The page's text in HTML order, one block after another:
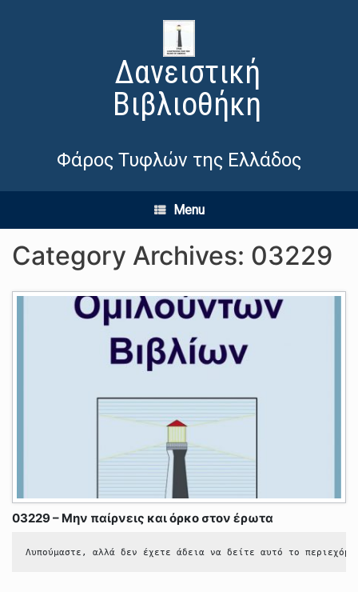
Δανειστική
Βιβλιοθήκη
Φάρος Τυφλών της Ελλάδος
Menu
Category Archives: 03229
03229 – Μην παίρνεις και όρκο στον έρωτα
Λυπούμαστε, αλλά δεν έχετε άδεια να δείτε αυτό το